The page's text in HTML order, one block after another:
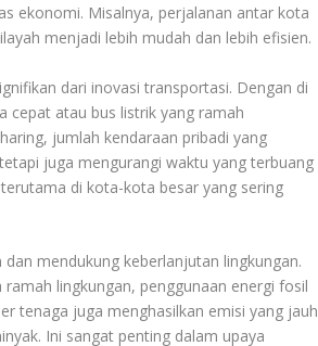
ekonomi. Misalnya, perjalanan antar kota
menjadi lebih mudah dan lebih efisien.
dari inovasi transportasi. Dengan di
cepat atau bus listrik yang ramah
jumlah kendaraan pribadi yang
juga mengurangi waktu yang terbuang
di kota-kota besar yang sering
mendukung keberlanjutan lingkungan.
lingkungan, penggunaan energi fosil
tenaga juga menghasilkan emisi yang jauh
Ini sangat penting dalam upaya